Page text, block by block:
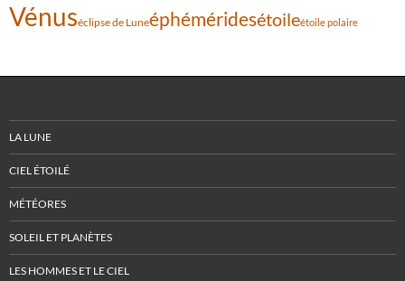
Vénuséclipse de Luneéphéméridesétoileétoile polaire
LA LUNE
CIEL ÉTOILÉ
MÉTÉORES
SOLEIL ET PLANÈTES
LES HOMMES ET LE CIEL